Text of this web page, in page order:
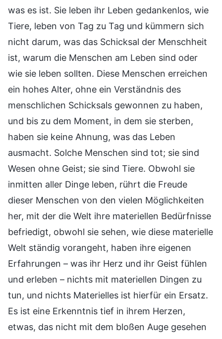
was es ist. Sie leben ihr Leben gedankenlos, wie
Tiere, leben von Tag zu Tag und kümmern sich
nicht darum, was das Schicksal der Menschheit
ist, warum die Menschen am Leben sind oder
wie sie leben sollten. Diese Menschen erreichen
ein hohes Alter, ohne ein Verständnis des
menschlichen Schicksals gewonnen zu haben,
und bis zu dem Moment, in dem sie sterben,
haben sie keine Ahnung, was das Leben
ausmacht. Solche Menschen sind tot; sie sind
Wesen ohne Geist; sie sind Tiere. Obwohl sie
inmitten aller Dinge leben, rührt die Freude
dieser Menschen von den vielen Möglichkeiten
her, mit der die Welt ihre materiellen Bedürfnisse
befriedigt, obwohl sie sehen, wie diese materielle
Welt ständig vorangeht, haben ihre eigenen
Erfahrungen – was ihr Herz und ihr Geist fühlen
und erleben – nichts mit materiellen Dingen zu
tun, und nichts Materielles ist hierfür ein Ersatz.
Es ist eine Erkenntnis tief in ihrem Herzen,
etwas, das nicht mit dem bloßen Auge gesehen